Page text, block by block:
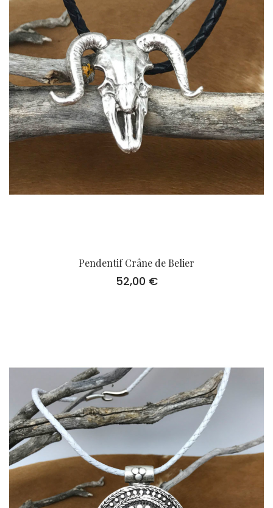
Pendentif Crâne de Belier
52,00 €